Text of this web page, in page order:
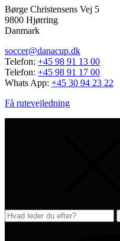
Børge Christensens Vej 5
9800 Hjørring
Danmark
soccer@danacup.dk
Telefon: +45 98 91 13 00
Telefon: +45 98 91 17 00
Whats App: +45 30 94 23 22
Få rutevejledning